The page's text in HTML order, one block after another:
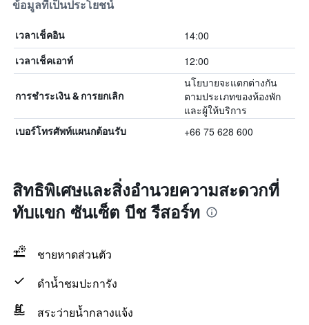
ข้อมูลที่เป็นประโยชน์
เวลาเช็คอิน 14:00
เวลาเช็คเอาท์ 12:00
การชำระเงิน & การยกเลิก
นโยบายจะแตกต่างกัน
ตามประเภทของห้องพัก
และผู้ให้บริการ
เบอร์โทรศัพท์แผนกต้อนรับ +66 75 628 600
สิทธิพิเศษและสิ่งอำนวยความสะดวกที่
ทับแขก ซันเซ็ต บีช รีสอร์ท
ชายหาดส่วนตัว
ดำน้ำชมปะการัง
สระว่ายน้ำกลางแจ้ง